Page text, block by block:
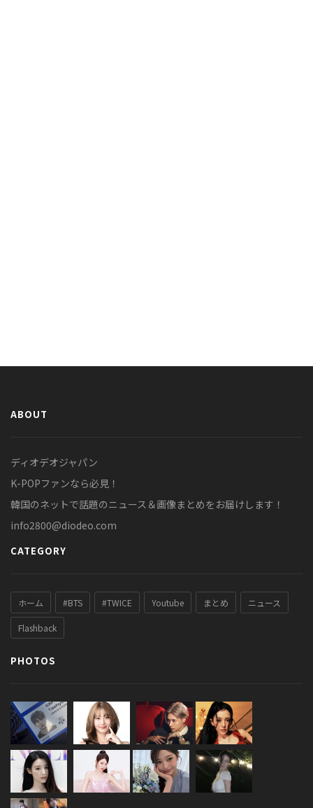
ABOUT
ディオデオジャパン
K-POPファンなら必見！
韓国のネットで話題のニュース＆画像まとめをお届けします！
info2800@diodeo.com
CATEGORY
ホーム #BTS #TWICE Youtube まとめ ニュース
Flashback
PHOTOS